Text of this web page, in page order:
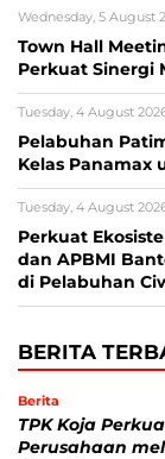
Wednesday, 5 August
Town Hall
Perkuat Sinergi
Tuesday, 4 August
Pelabuhan
Kelas Panamax
Tuesday, 4 August
Perkuat
dan APBMI
di Pelabuhan
BERITA
Berita
TPK Koja
Perusahaan